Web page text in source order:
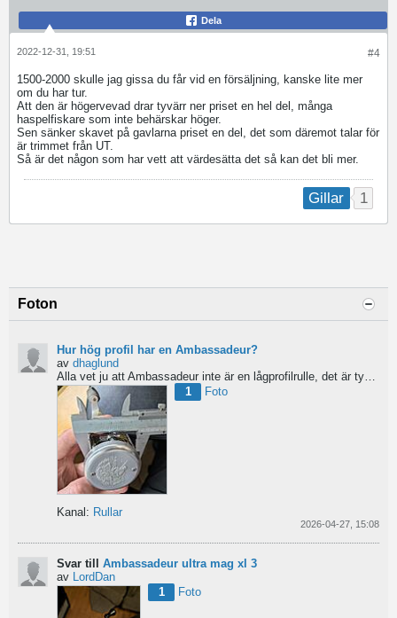
Dela
#4
2022-12-31, 19:51
1500-2000 skulle jag gissa du får vid en försäljning, kanske lite mer
om du har tur.
Att den är högervevad drar tyvärr ner priset en hel del, många
haspelfiskare som inte behärskar höger.
Sen sänker skavet på gavlarna priset en del, det som däremot talar för
är trimmet från UT.
Så är det någon som har vett att värdesätta det så kan det bli mer.
Gillar 1
Foton
Hur hög profil har en Ambassadeur?
av dhaglund
Alla vet ju att Ambassadeur inte är en lågprofilrulle, det är tydligt. Men hur hög profil har de egentligen?...
1
Foto
Kanal: Rullar
2026-04-27, 15:08
Svar till Ambassadeur ultra mag xl 3
av LordDan
1
Foto